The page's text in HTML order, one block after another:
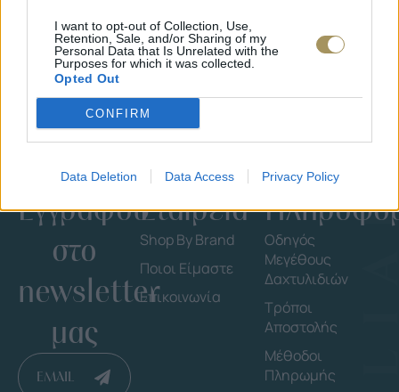
I want to opt-out of Collection, Use,
Retention, Sale, and/or Sharing of my
Personal Data that Is Unrelated with the
Purposes for which it was collected.
Opted Out
CONFIRM
Data Deletion Data Access Privacy Policy
Εγγράψου
στο
newsletter
μας
EMAIL
Εταιρεία
Shop By Brand
Ποιοι Είμαστε
Επικοινωνία
Οδηγός
Μεγέθους
Δαχτυλιδιών
Τρόποι
Αποστολής
Μέθοδοι
Πληρωμής